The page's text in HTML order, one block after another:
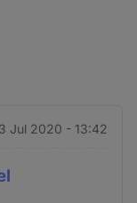
Jul 2020 - 13:42